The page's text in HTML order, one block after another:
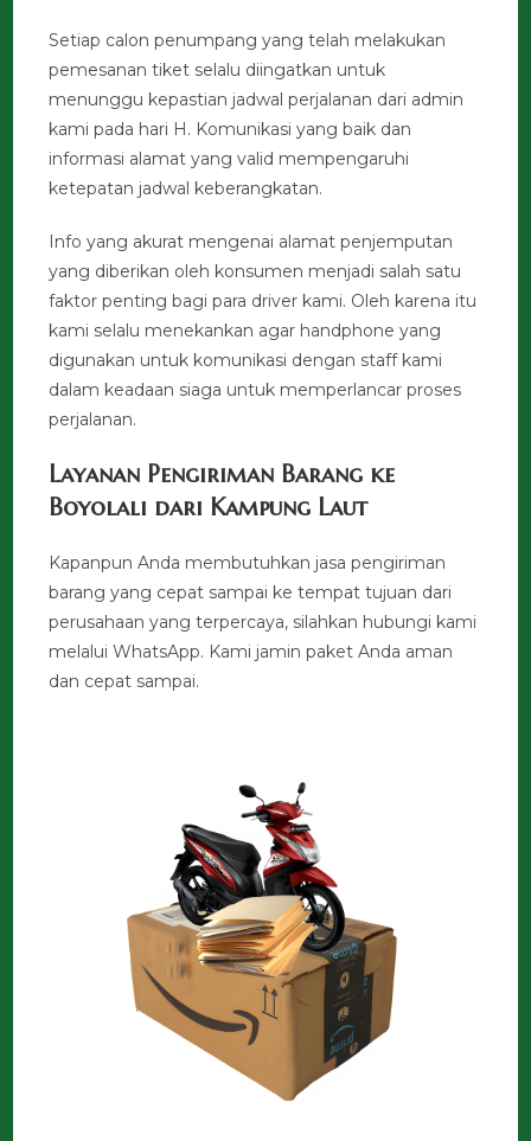
Setiap calon penumpang yang telah melakukan
pemesanan tiket selalu diingatkan untuk
menunggu kepastian jadwal perjalanan dari admin
kami pada hari H. Komunikasi yang baik dan
informasi alamat yang valid mempengaruhi
ketepatan jadwal keberangkatan.
Info yang akurat mengenai alamat penjemputan
yang diberikan oleh konsumen menjadi salah satu
faktor penting bagi para driver kami. Oleh karena itu
kami selalu menekankan agar handphone yang
digunakan untuk komunikasi dengan staff kami
dalam keadaan siaga untuk memperlancar proses
perjalanan.
Layanan Pengiriman Barang ke
Boyolali dari Kampung Laut
Kapanpun Anda membutuhkan jasa pengiriman
barang yang cepat sampai ke tempat tujuan dari
perusahaan yang terpercaya, silahkan hubungi kami
melalui WhatsApp. Kami jamin paket Anda aman
dan cepat sampai.